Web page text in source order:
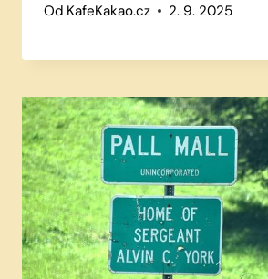
Od KafeKakao.cz 2. 9. 2025